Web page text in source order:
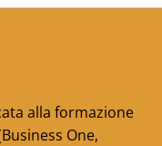
alla formazione
One,